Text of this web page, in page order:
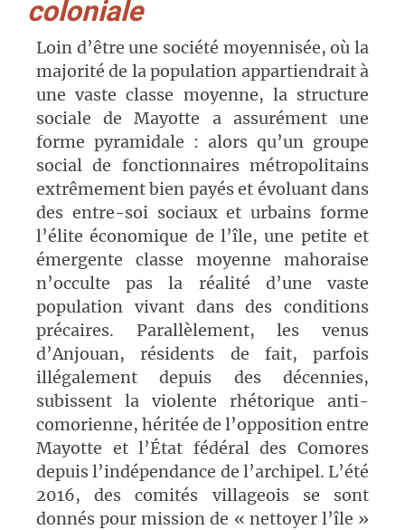
coloniale
Loin d’être une société moyennisée, où la
majorité de la population appartiendrait à
une vaste classe moyenne, la structure
sociale de Mayotte a assurément une
forme pyramidale : alors qu’un groupe
social de fonctionnaires métropolitains
extrêmement bien payés et évoluant dans
des entre-soi sociaux et urbains forme
l’élite économique de l’île, une petite et
émergente classe moyenne mahoraise
n’occulte pas la réalité d’une vaste
population vivant dans des conditions
précaires. Parallèlement, les venus
d’Anjouan, résidents de fait, parfois
illégalement depuis des décennies,
subissent la violente rhétorique anti-
comorienne, héritée de l’opposition entre
Mayotte etl’État fédéral des Comores
depuis l’indépendance de l’archipel. L’été
2016, des comités villageois se sont
donnés pour mission de « nettoyer l’île »